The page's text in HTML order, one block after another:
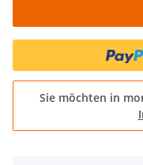
Sie möchten in